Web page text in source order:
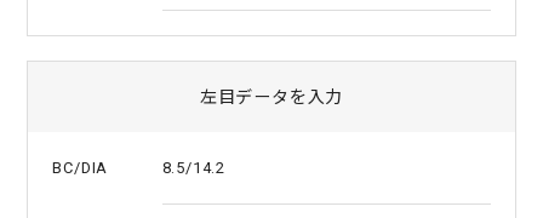
左目データを入力
BC/DIA 8.5/14.2